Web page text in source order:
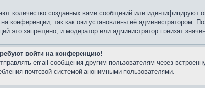
количество созданных вами сообщений или идентифицируют
конференции, так как они установлены её администратором.
это запрещено, и модератор или администратор понизят
войти на конференцию!
email-сообщения другим пользователям через
почтовой системой анонимными пользователями.